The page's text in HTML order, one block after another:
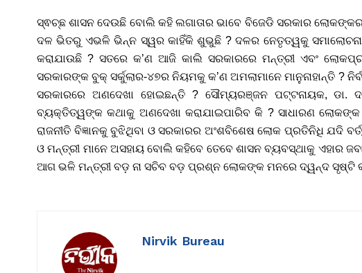
ସ୍ଵଚ୍ଛ ଶାସନ ଦେଉଛି ବୋଲି କହି ଲଗାତାର ଭାବେ ବିଜେଡି ସରକାର
ଦଳ ଭିତରୁ ଏଭଳି ଭିନ୍ନ ସ୍ୱର କାହିଁକି ଶୁଭୁଛି ? ଦଳର ନେତୃତ୍ୱକୁ
କରାଯାଉଛି ? ସତରେ କ’ଣ ଆଜି କାଲି ସରକାରରେ ମନ୍ତ୍ରୀ ଏବଂ
ସରକାରଙ୍କ ବୁକ୍ ସର୍କୁଲାର-୪୭ର ନିୟମକୁ କ’ଣ ଅମଲାମାନେ ମାନୁନାହାନ୍ତି ?
ସରକାରରେ ଅଣଦେଖା ହୋଇଛନ୍ତି ? ସୌମ୍ୟରଞ୍ଜନ ପଟ୍ଟନାୟକ, ଡା.
ବ୍ୟକ୍ତିତ୍ୱଙ୍କ କଥାକୁ ଅଣଦେଖା କରାଯାଇପାରିବ କି ? ସାଧାରଣ ଲୋକଙ୍କ
ରାଜନୀତି ବିଜ୍ଞାନକୁ ବୁଝିଥିବା ଓ ସରକାରର ଅଂଶବିଶେଷ ଲୋକ ପ୍ରତିନିଧି ଯଦି
ଓ ମନ୍ତ୍ରୀ ମାନେ ଅସହାୟ ବୋଲି କହିବେ ତେବେ ଶାସନ ବ୍ୟବସ୍ଥାକୁ ଏହାର
ଆଗ ଭଳି ମନ୍ତ୍ରୀ ବଡ଼ ନା ସଚିବ ବଡ଼ ପ୍ରଶ୍ନ ଲୋକଙ୍କ ମନରେ ଦ୍ୱନ୍ଦ ସୃଷ୍ଟି
Nirvik Bureau